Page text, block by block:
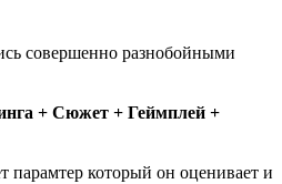
совершенно разнобойными
+ Сюжет + Геймплей +
парамтер который он оценивает и